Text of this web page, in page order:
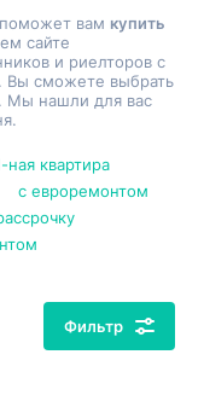
вам купить
сайте
и риелторов с
Вы сможете выбрать
Мы нашли для вас
ная квартира
с евроремонтом
Фильтр